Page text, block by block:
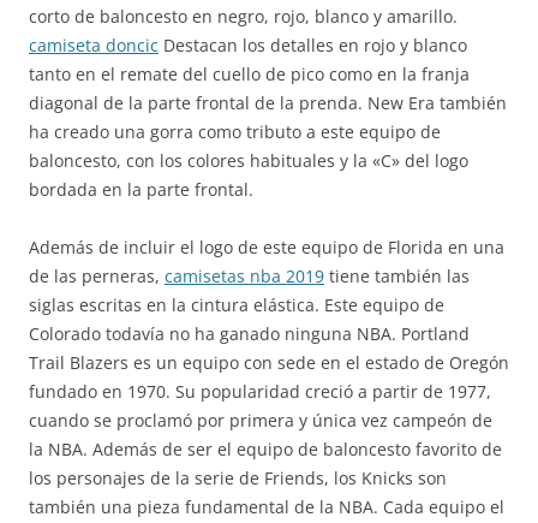
corto de baloncesto en negro, rojo, blanco y amarillo.
camiseta doncic Destacan los detalles en rojo y blanco
tanto en el remate del cuello de pico como en la franja
diagonal de la parte frontal de la prenda. New Era también
ha creado una gorra como tributo a este equipo de
baloncesto, con los colores habituales y la «C» del logo
bordada en la parte frontal.
Además de incluir el logo de este equipo de Florida en una
de las perneras, camisetas nba 2019 tiene también las
siglas escritas en la cintura elástica. Este equipo de
Colorado todavía no ha ganado ninguna NBA. Portland
Trail Blazers es un equipo con sede en el estado de Oregón
fundado en 1970. Su popularidad creció a partir de 1977,
cuando se proclamó por primera y única vez campeón de
la NBA. Además de ser el equipo de baloncesto favorito de
los personajes de la serie de Friends, los Knicks son
también una pieza fundamental de la NBA. Cada equipo el